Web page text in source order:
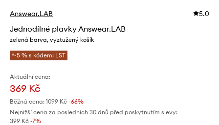
Answear.LAB 5.0
Jednodílné plavky Answear.LAB
zelená barva, vyztužený košík
*-5 % s kódem: LST
Aktuální cena:
369 Kč
Běžná cena: 1099 Kč -66%
Nejnižší cena za posledních 30 dnů před poskytnutím slevy:
399 Kč -7%